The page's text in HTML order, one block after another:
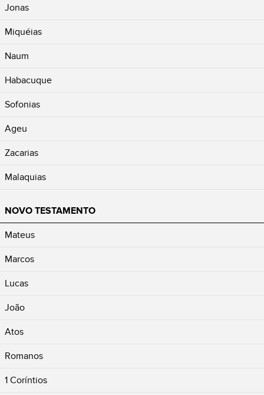
Jonas
Miquéias
Naum
Habacuque
Sofonias
Ageu
Zacarias
Malaquias
NOVO TESTAMENTO
Mateus
Marcos
Lucas
João
Atos
Romanos
1 Coríntios